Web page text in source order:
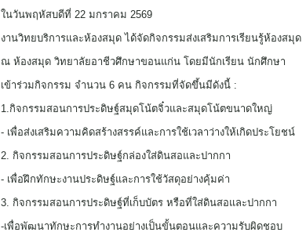
ในวันพฤหัสบดีที่ 22 มกราคม 2569
งานวิทยบริการและห้องสมุด ได้จัดกิจกรรมส่งเสริมการเรียนรู้ห้องสมุด
ณ ห้องสมุด วิทยาลัยอาชีวศึกษาขอนแก่น โดยมีนักเรียน นักศึกษา
เข้าร่วมกิจกรรม จำนวน 6 คน กิจกรรมที่จัดขึ้นมีดังนี้ :
1.กิจกรรมสอนการประดิษฐ์สมุดโน้ตจิ๋วและสมุดโน้ตขนาดใหญ่
- เพื่อส่งเสริมความคิดสร้างสรรค์และการใช้เวลาว่างให้เกิดประโยชน์
2. กิจกรรมสอนการประดิษฐ์กล่องใส่ดินสอและปากกา
- เพื่อฝึกทักษะงานประดิษฐ์และการใช้วัสดุอย่างคุ้มค่า
3. กิจกรรมสอนการประดิษฐ์ที่เก็บบัตร หรือที่ใส่ดินสอและปากกา
-เพื่อพัฒนาทักษะการทำงานอย่างเป็นขั้นตอนและความรับผิดชอบ